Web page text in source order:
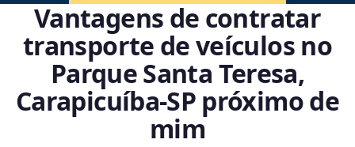
Vantagens de contratar
transporte de veículos no
Parque Santa Teresa,
Carapicuíba‑SP próximo de
mim